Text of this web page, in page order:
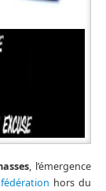
, l’émergence
fédération hors du